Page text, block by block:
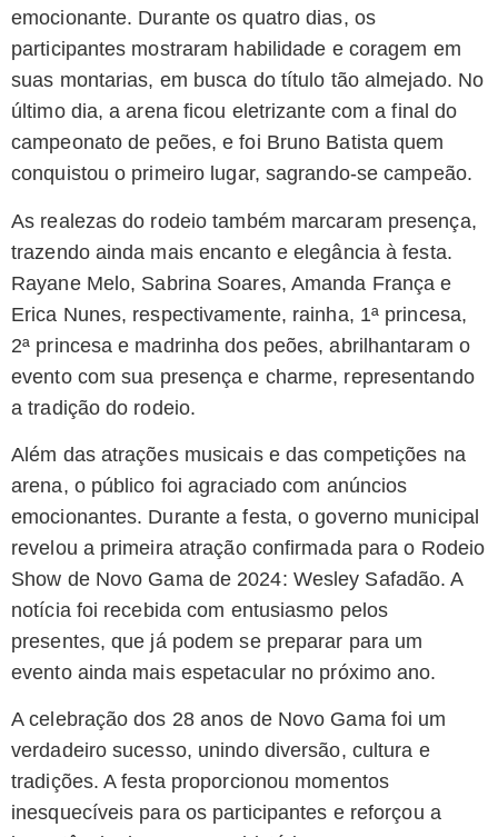
emocionante. Durante os quatro dias, os
participantes mostraram habilidade e coragem em
suas montarias, em busca do título tão almejado. No
último dia, a arena ficou eletrizante com a final do
campeonato de peões, e foi Bruno Batista quem
conquistou o primeiro lugar, sagrando-se campeão.
As realezas do rodeio também marcaram presença,
trazendo ainda mais encanto e elegância à festa.
Rayane Melo, Sabrina Soares, Amanda França e
Erica Nunes, respectivamente, rainha, 1ª princesa,
2ª princesa e madrinha dos peões, abrilhantaram o
evento com sua presença e charme, representando
a tradição do rodeio.
Além das atrações musicais e das competições na
arena, o público foi agraciado com anúncios
emocionantes. Durante a festa, o governo municipal
revelou a primeira atração confirmada para o Rodeio
Show de Novo Gama de 2024: Wesley Safadão. A
notícia foi recebida com entusiasmo pelos
presentes, que já podem se preparar para um
evento ainda mais espetacular no próximo ano.
A celebração dos 28 anos de Novo Gama foi um
verdadeiro sucesso, unindo diversão, cultura e
tradições. A festa proporcionou momentos
inesquecíveis para os participantes e reforçou a